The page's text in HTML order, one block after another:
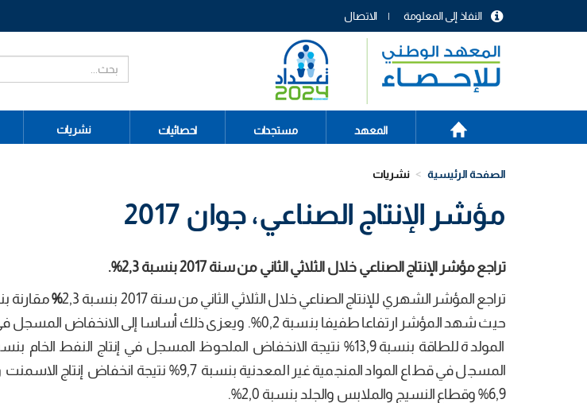
menu
header
الاتصال النفاذ إلى المعلومة
Main
navigation
الرئيسية
المعهد مستجدات احصائيات نشريات
الصفحة الرئيسية نشريات
مؤشر الإنتاج الصناعي، جوان 2017
تراجع مؤشر الإنتاج الصناعي خلال الثلاثي الثاني من سنة 2017 بنسبة 2,3
%.
تراجع المؤشر الشهري للإنتاج الصناعي خلال الثلاثي الثاني من سنة 2017 بنسبة 2,3
%مقارنة
حيث شهد المؤشر ارتفاعا طفيفا بنسبة 0,2%. ويعزى ذلك أساسا إلى
المسجل في قطاع المواد المنجمية غير المعدنية بنسبة 9,7%
6,9% وقطاع النسيج والملابس والجلد بنسبة 2,0%.